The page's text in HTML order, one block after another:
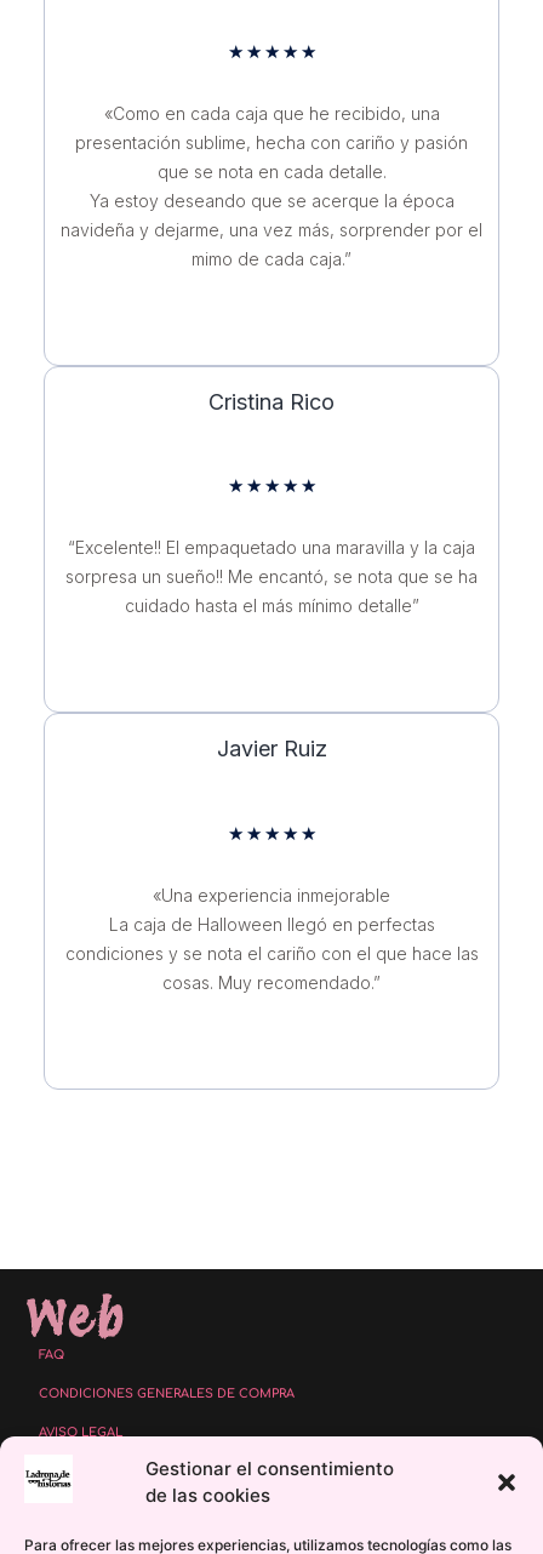
Gestionar el consentimiento
de las cookies
Para ofrecer las mejores experiencias, utilizamos tecnologías como las
★ ★ ★ ★ ★
«Como en cada caja que he recibido, una
presentación sublime, hecha con cariño y pasión
que se nota en cada detalle.
Ya estoy deseando que se acerque la época
navideña y dejarme, una vez más, sorprender por el
mimo de cada caja.”
Cristina Rico
★ ★ ★ ★ ★
“Excelente!! El empaquetado una maravilla y la caja
sorpresa un sueño!! Me encantó, se nota que se ha
cuidado hasta el más mínimo detalle”
Javier Ruiz
★ ★ ★ ★ ★
«Una experiencia inmejorable
La caja de Halloween llegó en perfectas
condiciones y se nota el cariño con el que hace las
cosas. Muy recomendado.”
Web
FAQ
CONDICIONES GENERALES DE COMPRA
AVISO LEGAL
POLÍTICA DE PROTECCIÓN DE DATOS
POLÍTICA DE COMENTARIOS Y VALORACIONES